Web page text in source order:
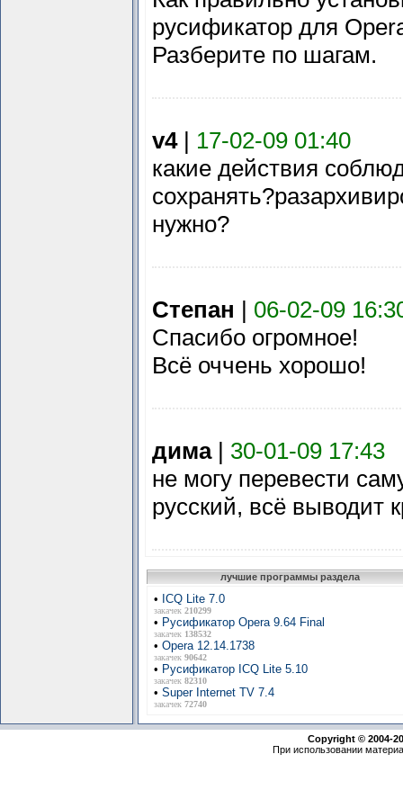
русификатор для
Разберите по шагам.
v4| 17-02-09 01:40
какие действия
нужно?
Степан | 06-02-09
Спасибо огромное!
Всё оччень хорошо!
дима| 30-01-09 17:43
не могу перевести
русский, всё выводит
лучшие программы раздела
• ICQ Lite 7.0
закачек 210299
• Русификатор Opera 9.64 Final
закачек 138532
• Opera 12.14.1738
закачек 90642
• Русификатор ICQ Lite 5.10
закачек 82310
• Super Internet TV 7.4
закачек 72740
Copyright © 2004-
При использовании